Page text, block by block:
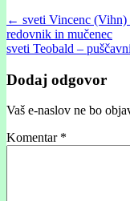
Post
navigation
← sveti Vincenc (Vihn)
redovnik in mučenec
sveti Teobald –
Dodaj odgovor
Vaš e-naslov ne bo
Komentar *